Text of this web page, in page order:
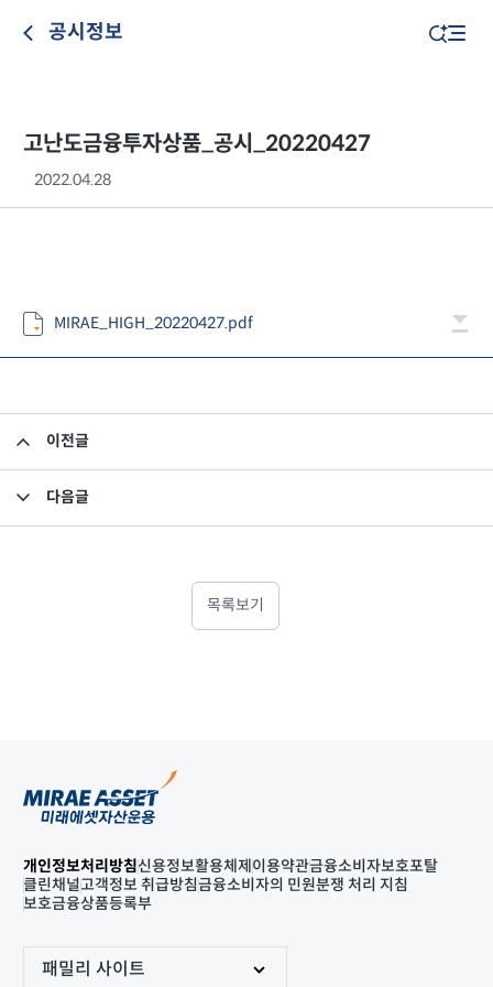
공시정보
고난도금융투자상품_공시_20220427
2022.04.28
MIRAE_HIGH_20220427.pdf
이전글
다음글
목록보기
개인정보처리방침신용정보활용체제 이용약관금융소비자보호포탈
클린채널고객정보 취급방침금융소비자의 민원분쟁 처리 지침
보호금융상품등록부
패밀리 사이트